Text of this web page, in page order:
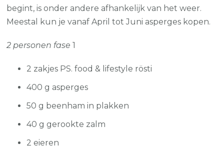
begint, is onder andere afhankelijk van het weer.
Meestal kun je vanaf April tot Juni asperges kopen.
2 personen fase1
2 zakjes PS. food & lifestyle rösti
400 g asperges
50 g beenham in plakken
40 g gerookte zalm
2 eieren